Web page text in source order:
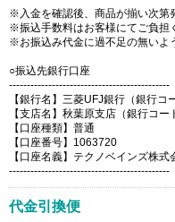
※入金を確認後、商品が揃い次第
※振込手数料はお客様にてご負担
※お振込み代金に過不足の無いよ
○振込先銀行口座
---------------------------------------------
【銀行名】三菱UFJ銀行（銀行コ
【支店名】秋葉原支店（銀行コー
【口座種類】普通
【口座番号】1063720
【口座名義】テクノベインズ株式
---------------------------------------------
代金引換便